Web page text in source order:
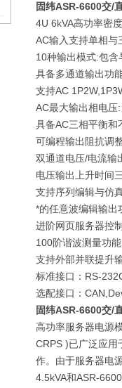
固纬ASR-6600交/
4U 6kVA高功率密
AC输入支持单相
10种输出模式:包
具备多通道输出功
支持AC
AC最大输出相电压
具备AC三相平衡和
可编程输出阻抗调
双通道电压/电流输
电压输出上升时间
支持序列编辑与仿
*的任意波编辑输出
进阶网页服务器控
100阶谐波测量功能
支持外部并联提升
标准接口：RS-
选配接口：
固纬ASR-6600交/
高功率服务器电源
CRPS )已广泛应用
作。由于服务器电
4.5kVA和ASR-